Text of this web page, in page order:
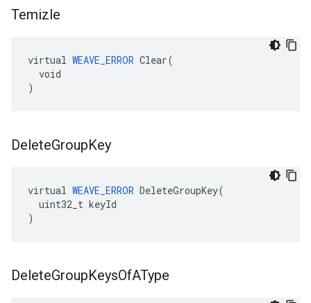
Temizle
virtual WEAVE_ERROR Clear(
  void
)
DeleteGroupKey
virtual WEAVE_ERROR DeleteGroupKey(
  uint32_t keyId
)
DeleteGroupKeysOfAType